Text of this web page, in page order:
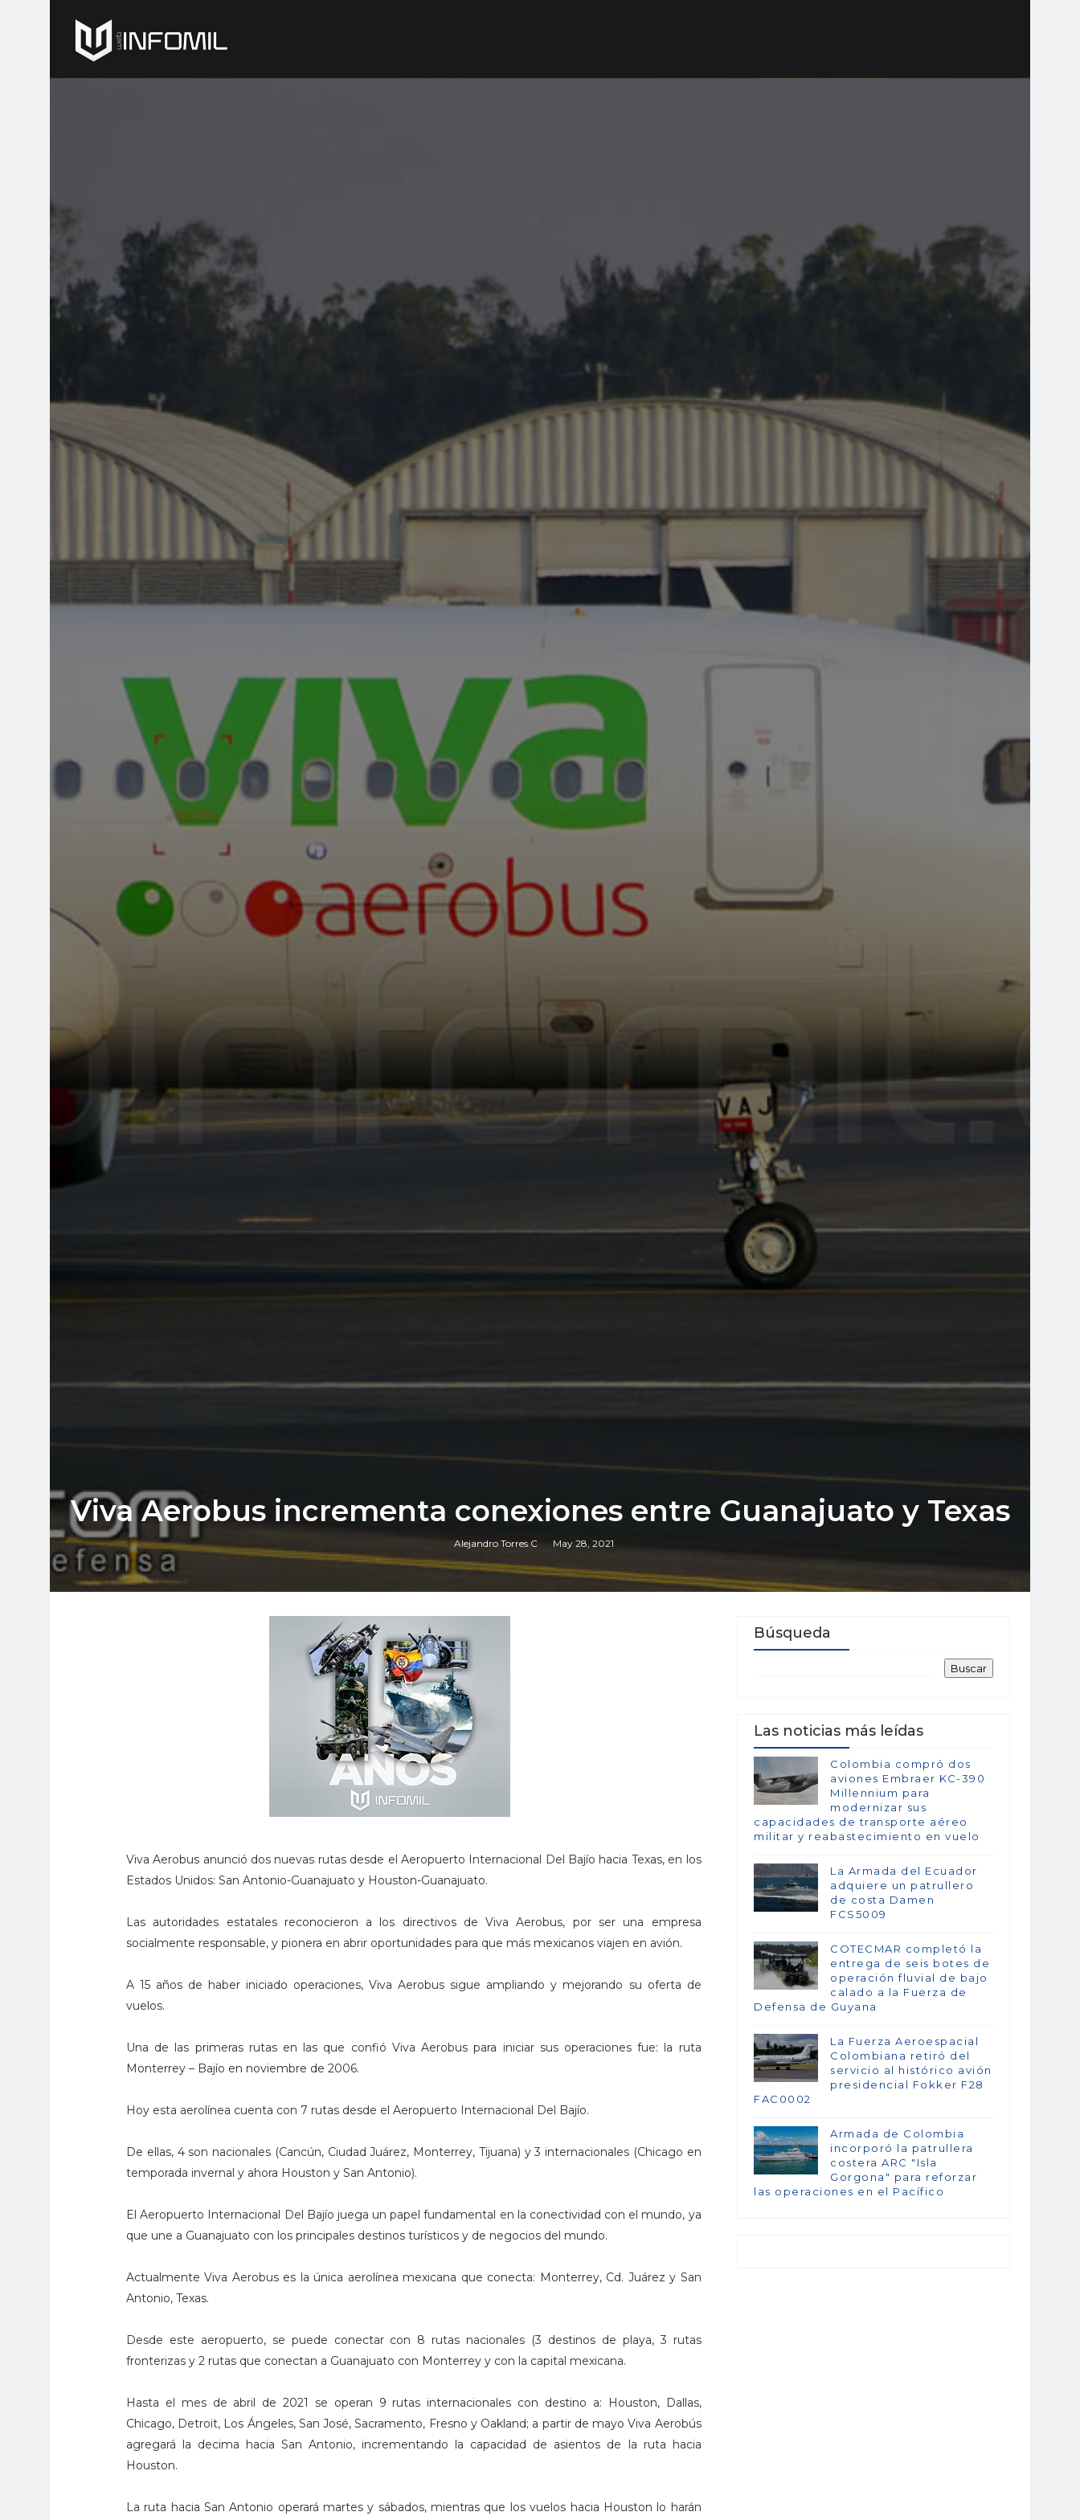
Viva Aerobus incrementa conexiones entre Guanajuato y Texas
Alejandro Torres C May 28, 2021
Viva Aerobus anunció dos nuevas rutas desde el Aeropuerto Internacional Del Bajío hacia Texas, en los
Estados Unidos: San Antonio-Guanajuato y Houston-Guanajuato.
Las autoridades estatales reconocieron a los directivos de Viva Aerobus, por ser una empresa
socialmente responsable, y pionera en abrir oportunidades para que más mexicanos viajen en avión.
A 15 años de haber iniciado operaciones, Viva Aerobus sigue ampliando y mejorando su oferta de
vuelos.
Una de las primeras rutas en las que confió Viva Aerobus para iniciar sus operaciones fue: la ruta
Monterrey – Bajío en noviembre de 2006.
Hoy esta aerolínea cuenta con 7 rutas desde el Aeropuerto Internacional Del Bajío.
De ellas, 4 son nacionales (Cancún, Ciudad Juárez, Monterrey, Tijuana) y 3 internacionales (Chicago en
temporada invernal y ahora Houston y San Antonio).
El Aeropuerto Internacional Del Bajío juega un papel fundamental en la conectividad con el mundo, ya
que une a Guanajuato con los principales destinos turísticos y de negocios del mundo.
Actualmente Viva Aerobus es la única aerolínea mexicana que conecta: Monterrey, Cd. Juárez y San
Antonio, Texas.
Desde este aeropuerto, se puede conectar con 8 rutas nacionales (3 destinos de playa, 3 rutas
fronterizas y 2 rutas que conectan a Guanajuato con Monterrey y con la capital mexicana.
Hasta el mes de abril de 2021 se operan 9 rutas internacionales con destino a: Houston, Dallas,
Chicago, Detroit, Los Ángeles, San José, Sacramento, Fresno y Oakland; a partir de mayo Viva Aerobús
agregará la decima hacia San Antonio, incrementando la capacidad de asientos de la ruta hacia
Houston.
La ruta hacia San Antonio operará martes y sábados, mientras que los vuelos hacia Houston lo harán
Búsqueda
Las noticias más leídas
Colombia compró dos
aviones Embraer KC-390
Millennium para
modernizar sus
capacidades de transporte aéreo
militar y reabastecimiento en vuelo
La Armada del Ecuador
adquiere un patrullero
de costa Damen
FCS5009
COTECMAR completó la
entrega de seis botes de
operación fluvial de bajo
calado a la Fuerza de
Defensa de Guyana
La Fuerza Aeroespacial
Colombiana retiró del
servicio al histórico avión
presidencial Fokker F28
FAC0002
Armada de Colombia
incorporó la patrullera
costera ARC "Isla
Gorgona" para reforzar
las operaciones en el Pacífico